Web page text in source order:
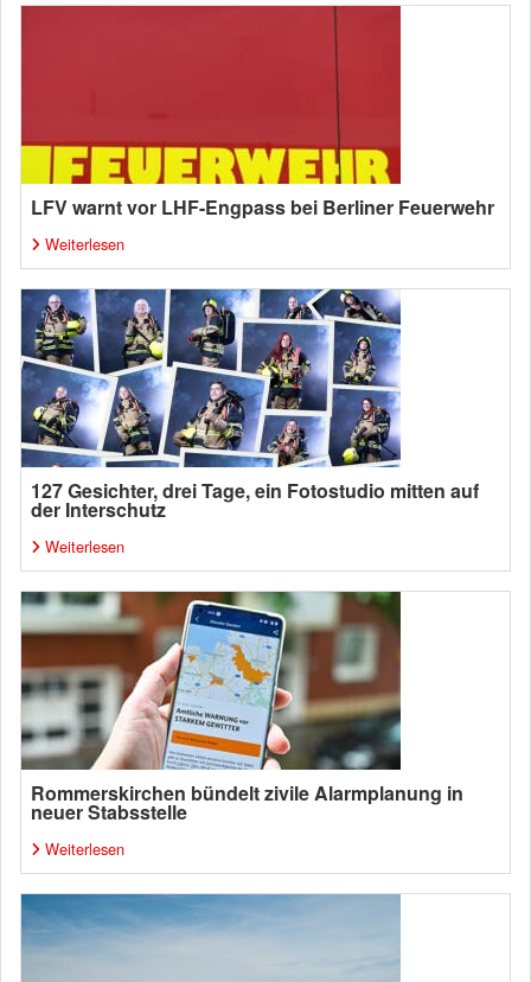
LFV warnt vor LHF-Engpass bei Berliner Feuerwehr
Weiterlesen
127 Gesichter, drei Tage, ein Fotostudio mitten auf
der Interschutz
Weiterlesen
Rommerskirchen bündelt zivile Alarmplanung in
neuer Stabsstelle
Weiterlesen